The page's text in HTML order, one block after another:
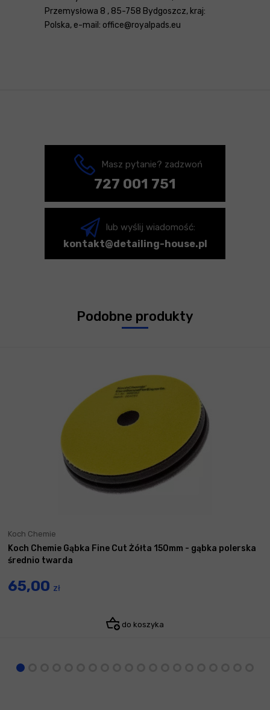
Przemysłowa 8 , 85-758 Bydgoszcz, kraj:
Polska, e-mail: office@royalpads.eu
Masz pytanie? zadzwoń
727 001 751
lub wyślij wiadomość:
kontakt@detailing-house.pl
Podobne produkty
Koch Chemie
Koch Chemie Gąbka Fine Cut Żółta 150mm - gąbka polerska
średnio twarda
65,00 zł
do koszyka